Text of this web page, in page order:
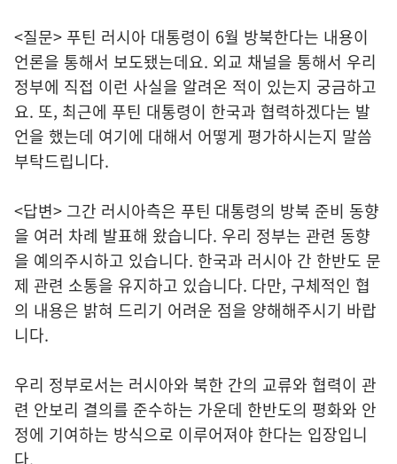
<질문> 푸틴 러시아 대통령이 6월 방북한다는 내용이
언론을 통해서 보도됐는데요. 외교 채널을 통해서 우리
정부에 직접 이런 사실을 알려온 적이 있는지 궁금하고
요. 또, 최근에 푸틴 대통령이 한국과 협력하겠다는 발
언을 했는데 여기에 대해서 어떻게 평가하시는지 말씀
부탁드립니다.
<답변> 그간 러시아측은 푸틴 대통령의 방북 준비 동향
을 여러 차례 발표해 왔습니다. 우리 정부는 관련 동향
을 예의주시하고 있습니다. 한국과 러시아 간 한반도 문
제 관련 소통을 유지하고 있습니다. 다만, 구체적인 협
의 내용은 밝혀 드리기 어려운 점을 양해해주시기 바랍
니다.
우리 정부로서는 러시아와 북한 간의 교류와 협력이 관
련 안보리 결의를 준수하는 가운데 한반도의 평화와 안
정에 기여하는 방식으로 이루어져야 한다는 입장입니
다.